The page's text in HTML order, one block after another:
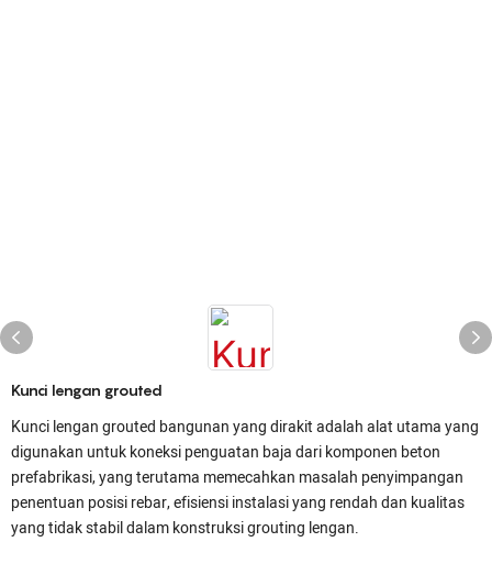
Kunci lengan grouted
Kunci lengan grouted bangunan yang dirakit adalah alat utama yang
digunakan untuk koneksi penguatan baja dari komponen beton
prefabrikasi, yang terutama memecahkan masalah penyimpangan
penentuan posisi rebar, efisiensi instalasi yang rendah dan kualitas
yang tidak stabil dalam konstruksi grouting lengan.